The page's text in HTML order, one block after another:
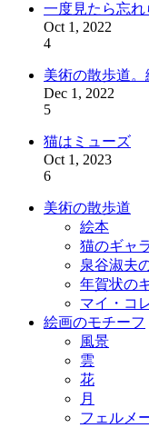
一度見たら忘
Oct 1, 2022
4
美術の散歩道。
Dec 1, 2022
5
猫はミューズ
Oct 1, 2023
6
美術の散歩道
絵本
猫のギャ
泉谷淑夫
年賀状の
マイ・コ
絵画のモチーフ
風景
雲
花
月
フェルメ